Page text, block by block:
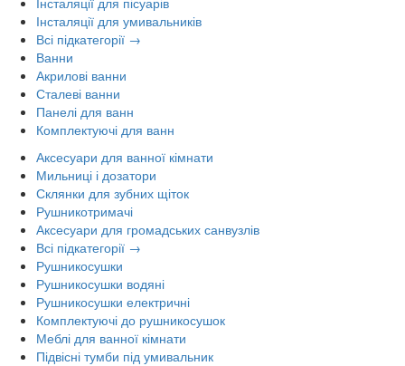
Інсталяції для умивальників
Всі підкатегорії →
Ванни
Акрилові ванни
Сталеві ванни
Панелі для ванн
Комплектуючі для ванн
Аксесуари для ванної кімнати
Мильниці і дозатори
Склянки для зубних щіток
Рушникотримачі
Аксесуари для громадських санвузлів
Всі підкатегорії →
Рушникосушки
Рушникосушки водяні
Рушникосушки електричні
Комплектуючі до рушникосушок
Меблі для ванної кімнати
Підвісні тумби під умивальник